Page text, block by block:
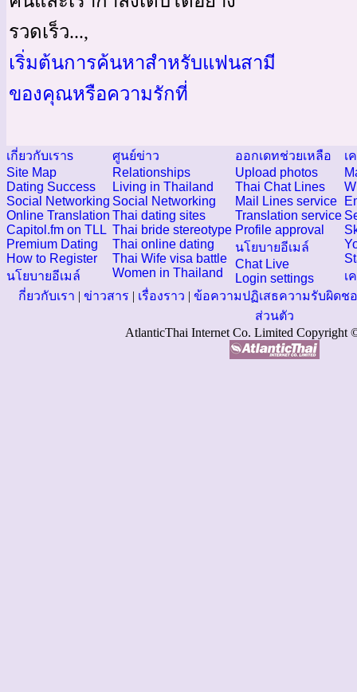
รวดเร็ว...,
เริ่มต้นการค้นหาสำหรับแฟนสามี
ของคุณหรือความรักที่
เกี่ยวกับเราs ศูนย์ข่าว ออกเดทช่วยเหลือ
เ
Site Map
Dating Success
Social Networking
Online Translation
Capitol.fm on TLL
Premium Dating
How to Register
นโยบายอีเมล์
Relationships
Living in Thailand
Social Networking
Thai dating sites
Thai bride stereotype
Thai online dating
Thai Wife visa battle
Women in Thailand
Upload photos
Thai Chat Lines
Mail Lines service
Translation service
Profile approval
นโยบายอีเมล์
Chat Live
Login settings
เ
กี่ยวกับเรา | ข่าวสาร | เรื่องราว | ข้อความปฏิเสธความรับผิดช
ส่วนตัว
AtlanticThai Internet Co. Limited Copyright